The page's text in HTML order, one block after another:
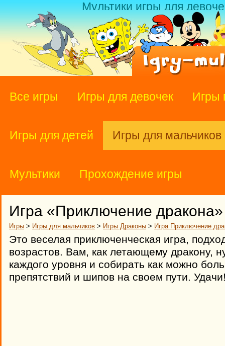
Мультики игры для
Все игры Игры для девочек Игры
Игры для детей Игры для мальчиков
Мультики Прохождение игры
Игра «Приключение дракона»
Игры > Игры для мальчиков > Игры Драконы > Игра Приключение
Это веселая приключенческая игра,
возрастов. Вам, как летающему дракону,
каждого уровня и собирать как можно
препятствий и шипов на своем пути.